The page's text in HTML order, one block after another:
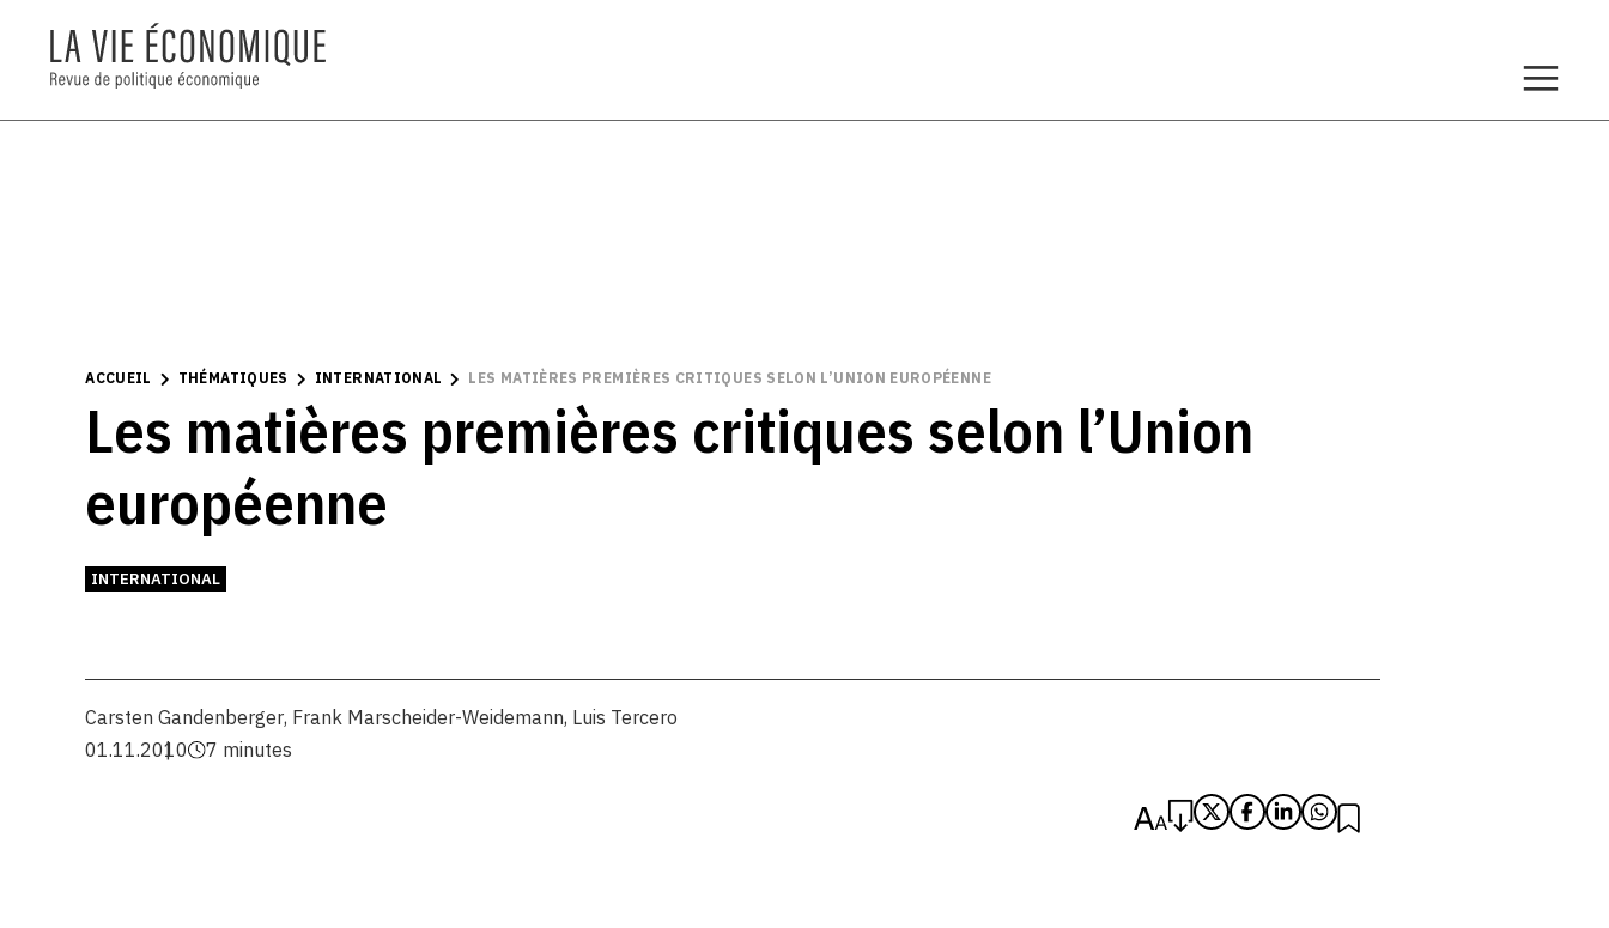
ACCUEIL THÉMATIQUES INTERNATIONAL LES MATIÈRES PREMIÈRES CRITIQUES SELON L’UNION EUROPÉENNE
Les matières premières critiques selon l’Union
européenne
INTERNATIONAL
Carsten Gandenberger, Frank Marscheider-Weidemann, Luis Tercero
01.11.2010
7 minutes